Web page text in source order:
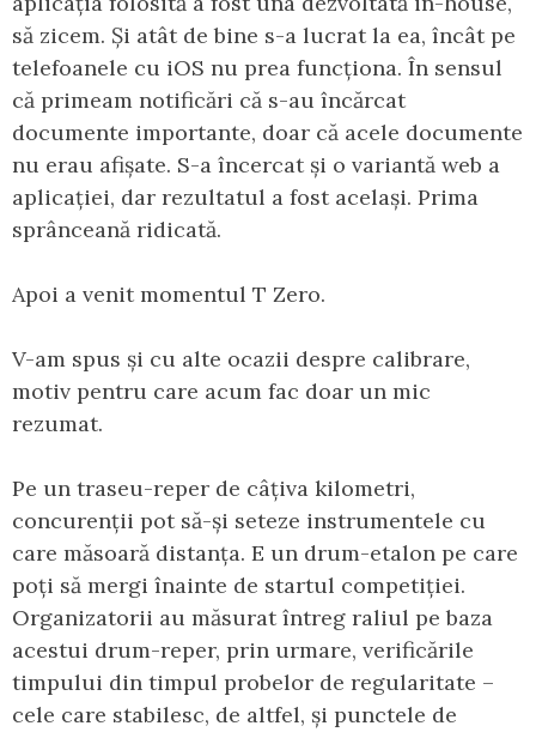
să zicem. Și atât de bine s-a lucrat la ea, încât pe
telefoanele cu iOS nu prea funcționa. În sensul
că primeam notificări că s-au încărcat
documente importante, doar că acele documente
nu erau afișate. S-a încercat și o variantă web a
aplicației, dar rezultatul a fost același. Prima
sprânceană ridicată.
Apoi a venit momentul T Zero.
V-am spus și cu alte ocazii despre calibrare,
motiv pentru care acum fac doar un mic
rezumat.
Pe un traseu-reper de câțiva kilometri,
concurenții pot să-și seteze instrumentele cu
care măsoară distanța. E un drum-etalon pe care
poți să mergi înainte de startul competiției.
Organizatorii au măsurat întreg raliul pe baza
acestui drum-reper, prin urmare, verificările
timpului din timpul probelor de regularitate –
cele care stabilesc, de altfel, și punctele de